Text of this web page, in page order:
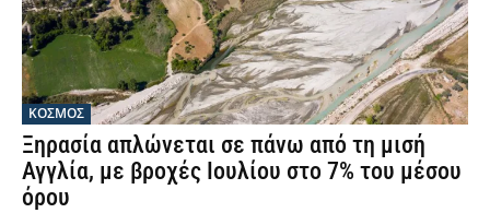
ΚΟΣΜΟΣ
Ξηρασία απλώνεται σε πάνω από τη μισή
Αγγλία, με βροχές Ιουλίου στο 7% του μέσου
όρου